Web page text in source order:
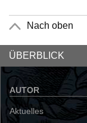
Nach oben
ÜBERBLICK
AUTOR
Aktuelles